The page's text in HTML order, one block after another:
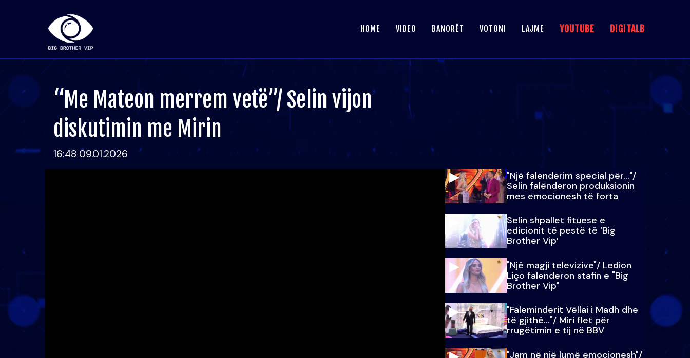
HOME VIDEO BANORËT VOTONI LAJME YOUTUBE DIGITALB
“Me Mateon merrem vetë”/ Selin vijon
diskutimin me Mirin
16:48 09.01.2026
"Një falenderim special për…"/
Selin falënderon produksionin
mes emocionesh të forta
Selin shpallet fituese e
edicionit të pestë të ‘Big
Brother Vip’
"Një magji televizive"/ Ledion
Liço falenderon stafin e "Big
Brother Vip"
"Faleminderit Vëllai i Madh dhe
të gjithë…"/ Miri flet për
rrugëtimin e tij në BBV
"Jam në një lumë emocionesh"/